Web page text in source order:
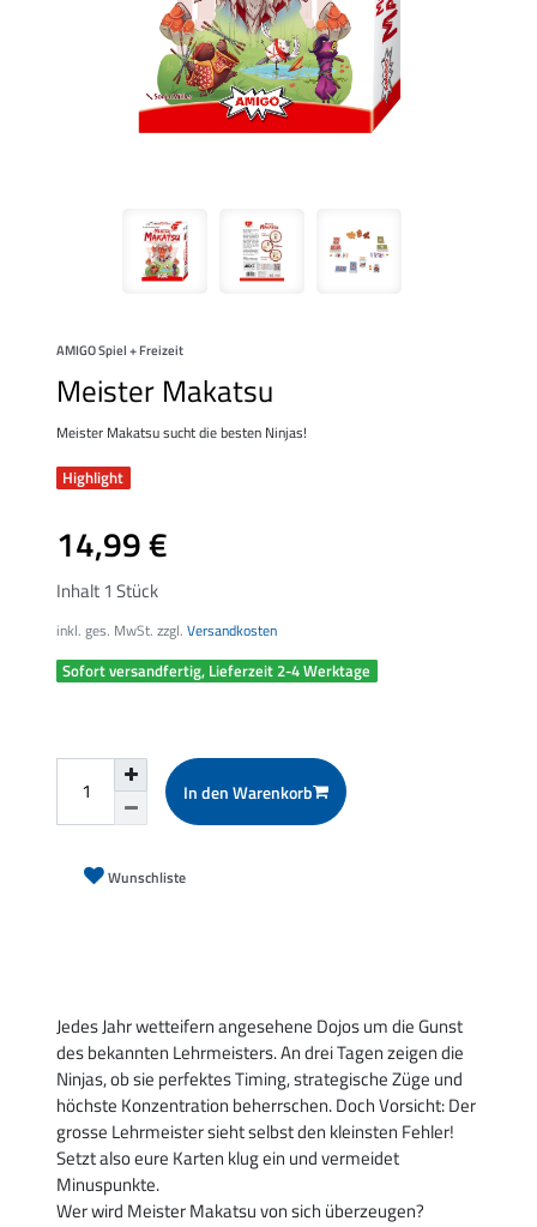
AMIGO Spiel + Freizeit
Meister Makatsu
Meister Makatsu sucht die besten Ninjas!
Highlight
14,99 €
Inhalt1Stück
inkl. ges. MwSt. zzgl.Versandkosten
Sofort versandfertig, Lieferzeit 2-4 Werktage
In den Warenkorb
Wunschliste
Jedes Jahr wetteifern angesehene Dojos um die Gunst
des bekannten Lehrmeisters. An drei Tagen zeigen die
Ninjas, ob sie perfektes Timing, strategische Züge und
höchste Konzentration beherrschen. Doch Vorsicht: Der
grosse Lehrmeister sieht selbst den kleinsten Fehler!
Setzt also eure Karten klug ein und vermeidet
Minuspunkte.
Wer wird Meister Makatsu von sich überzeugen?